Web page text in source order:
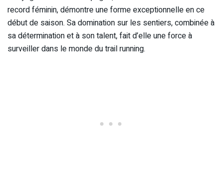
record féminin, démontre une forme exceptionnelle en ce
début de saison. Sa domination sur les sentiers, combinée à
sa détermination et à son talent, fait d’elle une force à
surveiller dans le monde du trail running.